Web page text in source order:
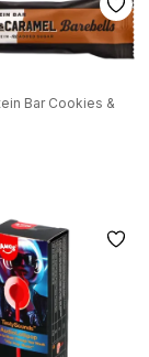
Bar Cookies &